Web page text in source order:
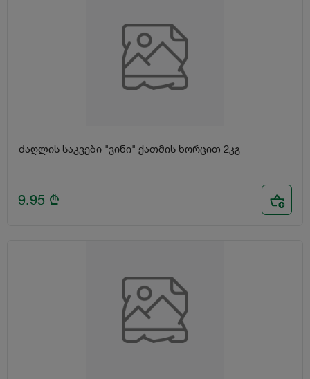
ძაღლის საკვები "ვინი" ქათმის ხორცით 2კგ
9.95 ₾